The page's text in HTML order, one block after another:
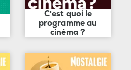
C'est quoi le
programme au
cinéma ?